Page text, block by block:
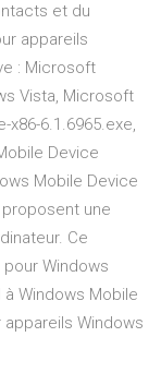
et du
appareils
: Microsoft
Vista, Microsoft
6.1.6965.exe,
Device
Mobile Device
une
Ce
Windows
Windows Mobile
Windows